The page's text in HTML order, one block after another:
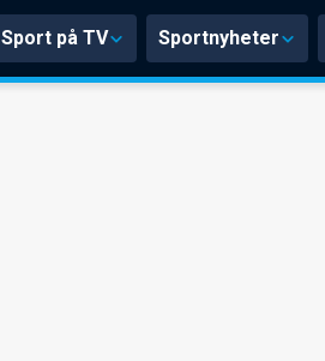
Sport på TV Sportnyheter